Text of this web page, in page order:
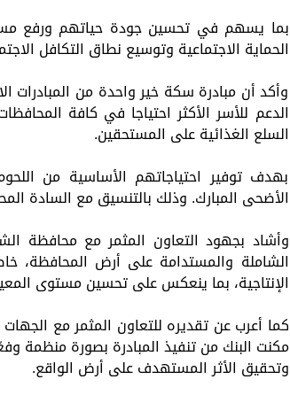
بما يسهم في تحسين جودة حياتهم ورفع
الحماية الاجتماعية وتوسيع نطاق التكافل
وأكد أن مبادرة سكة خير واحدة من المبادرات
الدعم للأسر الأكثر احتياجا في كافة
السلع الغذائية على المستحقين.
بهدف توفير احتياجاتهم الأساسية من
الأضحى المبارك. وذلك بالتنسيق مع السادة
وأشاد بجهود التعاون المثمر مع محافظة
الشاملة والمستدامة على أرض المحافظة،
الإنتاجية، بما ينعكس على تحسين مستوى
كما أعرب عن تقديره للتعاون المثمر مع
مكنت البنك من تنفيذ المبادرة بصورة منظمة
وتحقيق الأثر المستهدف على أرض الواقع.